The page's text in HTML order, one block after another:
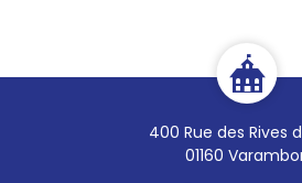
400 Rue des Rives
01160